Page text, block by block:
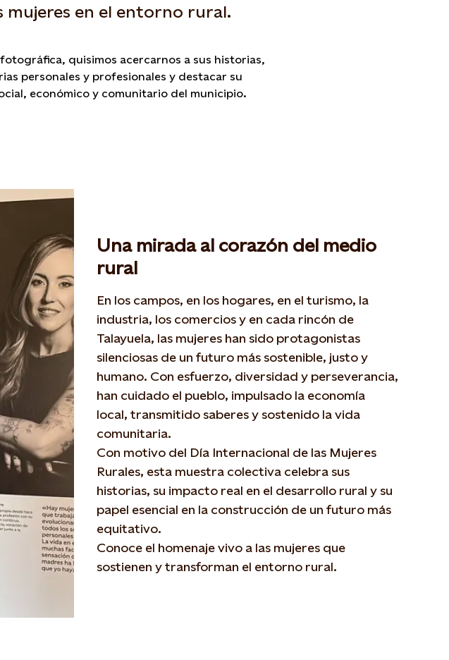
mujeres en el entorno rural.
quisimos acercarnos a sus historias,
personales y profesionales y destacar su
económico y comunitario del municipio.
Una mirada al corazón del medio
rural
En los campos, en los hogares, en el turismo, la
industria, los comercios y en cada rincón de
Talayuela, las mujeres han sido protagonistas
silenciosas de un futuro más sostenible, justo y
humano. Con esfuerzo, diversidad y perseverancia,
han cuidado el pueblo, impulsado la economía
local, transmitido saberes y sostenido la vida
comunitaria.
Con motivo del Día Internacional de las Mujeres
Rurales, esta muestra colectiva celebra sus
historias, su impacto real en el desarrollo rural y su
papel esencial en la construcción de un futuro más
equitativo.
Conoce el homenaje vivo a las mujeres que
sostienen y transforman el entorno rural.